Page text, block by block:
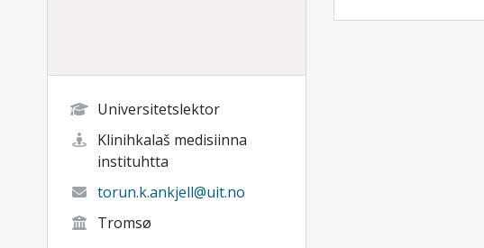
Universitetslektor
Klinihkalaš medisiinna
instituhtta
torun.k.ankjell@uit.no
Tromsø